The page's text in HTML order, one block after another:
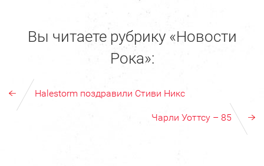
Вы читаете рубрику «Новости
Рока»:
Halestorm поздравили Стиви Никс
Чарли Уоттсу – 85